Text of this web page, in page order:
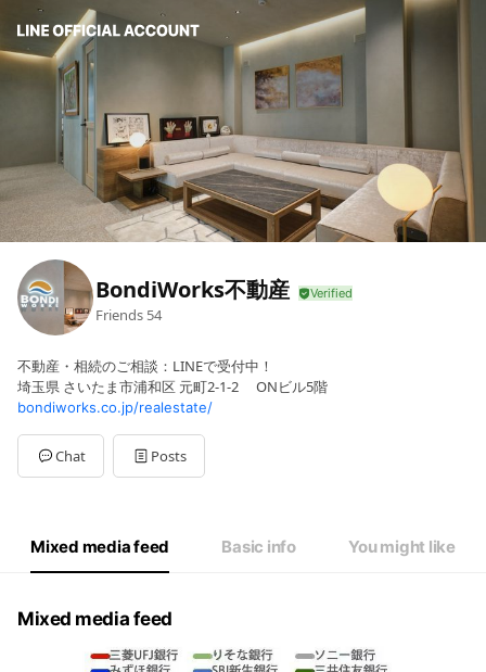
BondiWorks不動産
Friends 54
不動産・相続のご相談：LINEで受付中！
埼玉県 さいたま市浦和区 元町2-1-2 ONビル5階
bondiworks.co.jp/realestate/
Chat Posts
Mixed media feed Basic info You might like
Mixed media feed